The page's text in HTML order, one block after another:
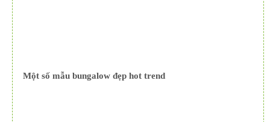
Một số mẫu bungalow đẹp hot trend